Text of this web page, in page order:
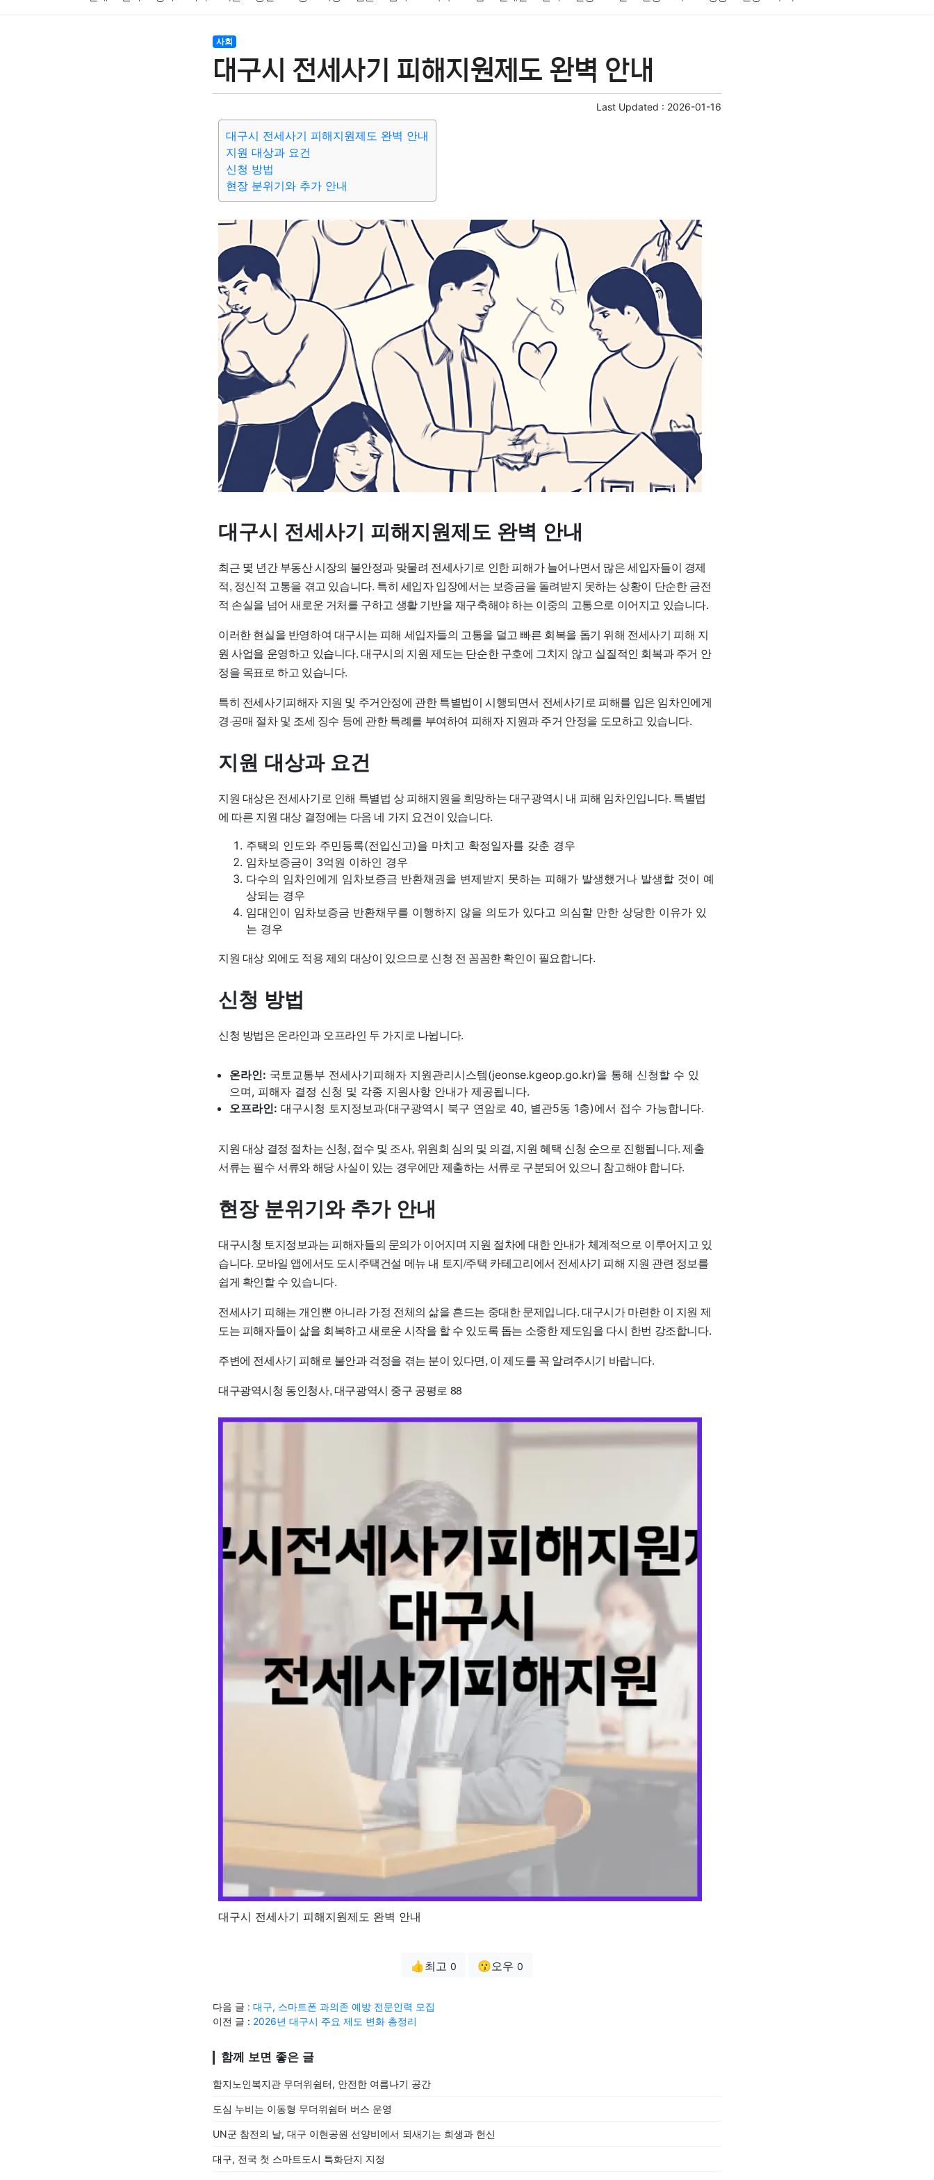
결혼 육아
기술 종교 사회 정치 건강 의료 의학 경제 마케팅 부동산 외국어 교육
사회
대구시 전세사기 피해지원제도 완벽 안내
Last Updated : 2026-01-16
대구시 전세사기 피해지원제도 완벽 안내
지원 대상과 요건
신청 방법
현장 분위기와 추가 안내
대구시 전세사기 피해지원제도 완벽 안내
최근 몇 년간 부동산 시장의 불안정과 맞물려 전세사기로 인한 피해가 늘어나면서 많은 세입자들이 경제
적, 정신적 고통을 겪고 있습니다. 특히 세입자 입장에서는 보증금을 돌려받지 못하는 상황이 단순한 금전
적 손실을 넘어 새로운 거처를 구하고 생활 기반을 재구축해야 하는 이중의 고통으로 이어지고 있습니다.
이러한 현실을 반영하여 대구시는 피해 세입자들의 고통을 덜고 빠른 회복을 돕기 위해 전세사기 피해 지
원 사업을 운영하고 있습니다. 대구시의 지원 제도는 단순한 구호에 그치지 않고 실질적인 회복과 주거 안
정을 목표로 하고 있습니다.
특히 전세사기피해자 지원 및 주거안정에 관한 특별법이 시행되면서 전세사기로 피해를 입은 임차인에게
경·공매 절차 및 조세 징수 등에 관한 특례를 부여하여 피해자 지원과 주거 안정을 도모하고 있습니다.
지원 대상과 요건
지원 대상은 전세사기로 인해 특별법 상 피해지원을 희망하는 대구광역시 내 피해 임차인입니다. 특별법
에 따른 지원 대상 결정에는 다음 네 가지 요건이 있습니다.
주택의 인도와 주민등록(전입신고)을 마치고 확정일자를 갖춘 경우
임차보증금이 3억원 이하인 경우
다수의 임차인에게 임차보증금 반환채권을 변제받지 못하는 피해가 발생했거나 발생할 것이 예
상되는 경우
임대인이 임차보증금 반환채무를 이행하지 않을 의도가 있다고 의심할 만한 상당한 이유가 있
는 경우
지원 대상 외에도 적용 제외 대상이 있으므로 신청 전 꼼꼼한 확인이 필요합니다.
신청 방법
신청 방법은 온라인과 오프라인 두 가지로 나뉩니다.
온라인: 국토교통부 전세사기피해자 지원관리시스템(jeonse.kgeop.go.kr)을 통해 신청할 수 있
으며, 피해자 결정 신청 및 각종 지원사항 안내가 제공됩니다.
오프라인: 대구시청 토지정보과(대구광역시 북구 연암로 40, 별관5동 1층)에서 접수 가능합니다.
지원 대상 결정 절차는 신청, 접수 및 조사, 위원회 심의 및 의결, 지원 혜택 신청 순으로 진행됩니다. 제출
서류는 필수 서류와 해당 사실이 있는 경우에만 제출하는 서류로 구분되어 있으니 참고해야 합니다.
현장 분위기와 추가 안내
대구시청 토지정보과는 피해자들의 문의가 이어지며 지원 절차에 대한 안내가 체계적으로 이루어지고 있
습니다. 모바일 앱에서도 도시주택건설 메뉴 내 토지/주택 카테고리에서 전세사기 피해 지원 관련 정보를
쉽게 확인할 수 있습니다.
전세사기 피해는 개인뿐 아니라 가정 전체의 삶을 흔드는 중대한 문제입니다. 대구시가 마련한 이 지원 제
도는 피해자들이 삶을 회복하고 새로운 시작을 할 수 있도록 돕는 소중한 제도임을 다시 한번 강조합니다.
주변에 전세사기 피해로 불안과 걱정을 겪는 분이 있다면, 이 제도를 꼭 알려주시기 바랍니다.
대구광역시청 동인청사, 대구광역시 중구 공평로 88
대구시 전세사기 피해지원제도 완벽 안내
👍최고 0 😗오우 0
다음 글 : 대구, 스마트폰 과의존 예방 전문인력 모집
이전 글 : 2026년 대구시 주요 제도 변화 총정리
함께 보면 좋은 글
함지노인복지관 무더위쉼터, 안전한 여름나기 공간
도심 누비는 이동형 무더위쉼터 버스 운영
UN군 참전의 날, 대구 이현공원 선양비에서 되새기는 희생과 헌신
대구, 전국 첫 스마트도시 특화단지 지정